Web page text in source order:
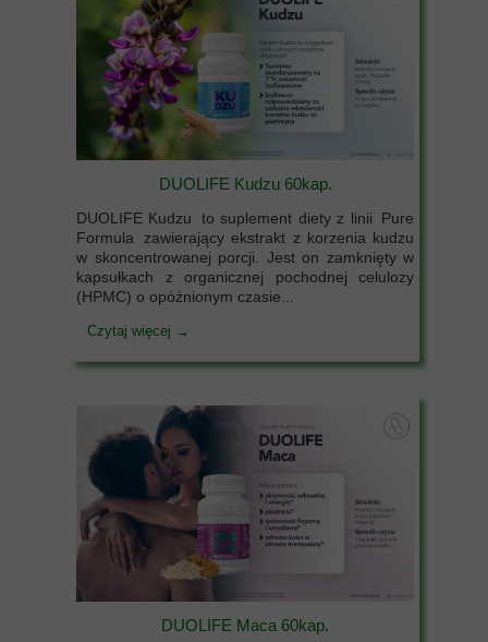
DUOLIFE Kudzu 60kap.
DUOLIFE Kudzu to suplement diety z linii Pure
Formula zawierający ekstrakt z korzenia kudzu
w skoncentrowanej porcji. Jest on zamknięty w
kapsułkach z organicznej pochodnej celulozy
(HPMC) o opóźnionym czasie...
Czytaj więcej →
DUOLIFE Maca 60kap.